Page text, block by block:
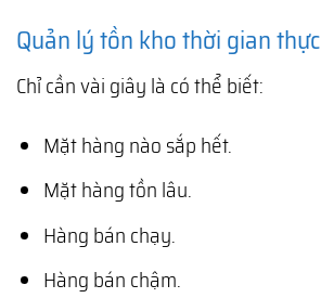
Quản lý tồn kho thời gian thực
Chỉ cần vài giây là có thể biết:
Mặt hàng nào sắp hết.
Mặt hàng tồn lâu.
Hàng bán chạy.
Hàng bán chậm.